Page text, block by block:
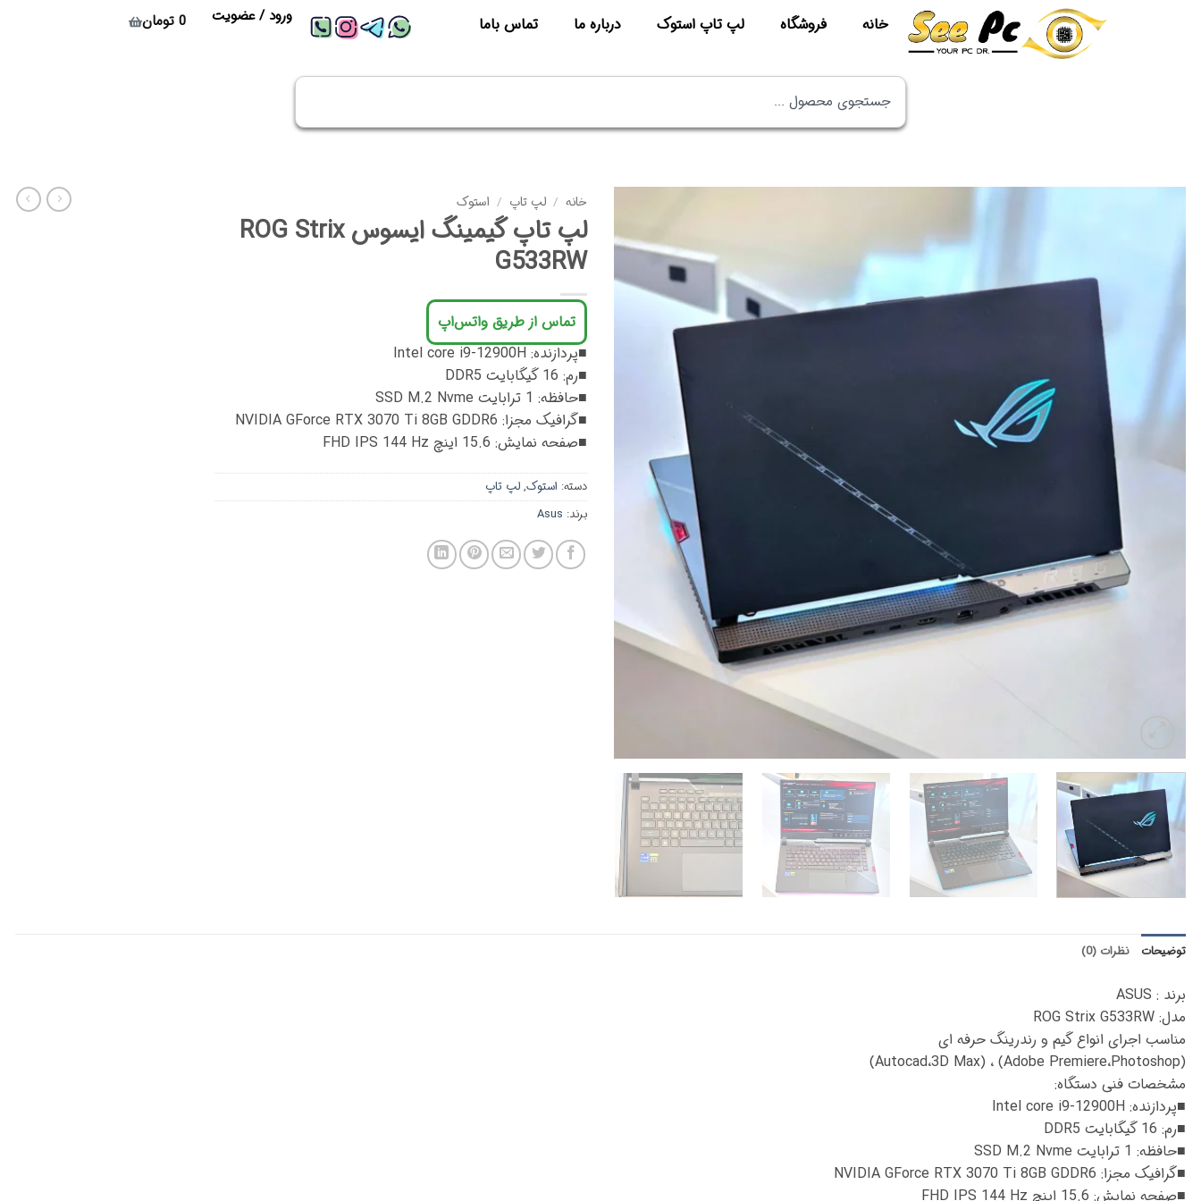
خانه فروشگاه لپ تاپ استوک درباره ما تماس باما ورود / عضویت 0 تومان
خانه / لپ تاپ / استوک
لپ تاپ گیمینگ ایسوس ROG Strix
G533RW
تماس از طریق واتس‌اپ
■پردازنده: Intel core i9-12900H
■رم: 16 گیگابایت DDR5
■حافظه: 1 ترابایت SSD M.2 Nvme
■گرافیک مجزا: NVIDIA GForce RTX 3070 Ti 8GB GDDR6
■صفحه نمایش: 15.6 اینچ FHD IPS 144 Hz
دسته: استوک, لپ تاپ
برند: Asus
توضیحات نظرات (0)
برند : ASUS
مدل: ROG Strix G533RW
مناسب اجرای انواع گیم و رندرینگ حرفه ای
(Adobe Premiere،Photoshop) ، (Autocad،3D Max)
مشخصات فنی دستگاه:
■پردازنده: Intel core i9-12900H
■رم: 16 گیگابایت DDR5
■حافظه: 1 ترابایت SSD M.2 Nvme
■گرافیک مجزا: NVIDIA GForce RTX 3070 Ti 8GB GDDR6
■صفحه نمایش: 15.6 اینچ FHD IPS 144 Hz